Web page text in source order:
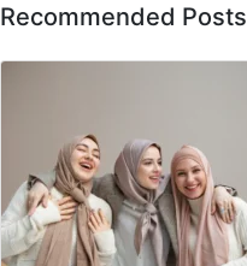
Recommended Posts